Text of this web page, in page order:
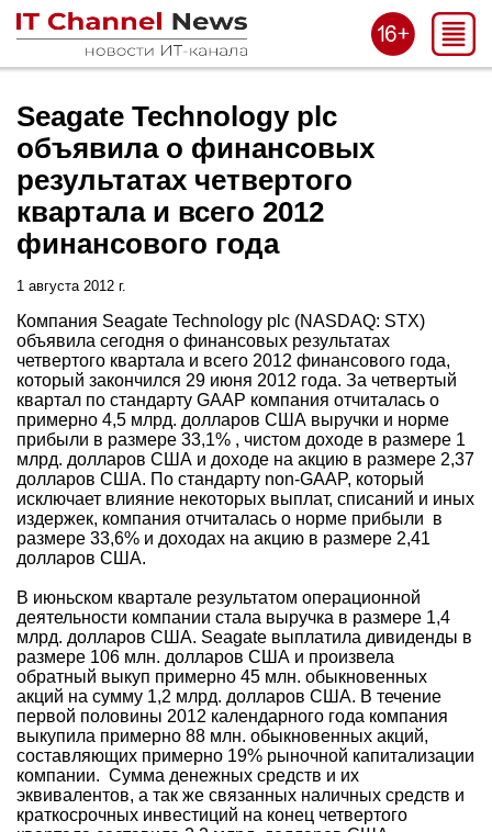
Seagate Technology plc
объявила о финансовых
результатах четвертого
квартала и всего 2012
финансового года
1 августа 2012 г.
Компания Seagate Technology plc (NASDAQ: STX)
объявила сегодня о финансовых результатах
четвертого квартала и всего 2012 финансового года,
который закончился 29 июня 2012 года. За четвертый
квартал по стандарту GAAP компания отчиталась о
примерно 4,5 млрд. долларов США выручки и норме
прибыли в размере 33,1% , чистом доходе в размере 1
млрд. долларов США и доходе на акцию в размере 2,37
долларов США. По стандарту non-GAAP, который
исключает влияние некоторых выплат, списаний и иных
издержек, компания отчиталась о норме прибыли в
размере 33,6% и доходах на акцию в размере 2,41
долларов США.
В июньском квартале результатом операционной
деятельности компании стала выручка в размере 1,4
млрд. долларов США. Seagate выплатила дивиденды в
размере 106 млн. долларов США и произвела
обратный выкуп примерно 45 млн. обыкновенных
акций на сумму 1,2 млрд. долларов США. В течение
первой половины 2012 календарного года компания
выкупила примерно 88 млн. обыкновенных акций,
составляющих примерно 19% рыночной капитализации
компании. Сумма денежных средств и их
эквивалентов, а так же связанных наличных средств и
краткосрочных инвестиций на конец четвертого